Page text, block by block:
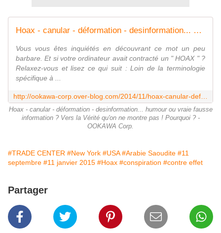
Hoax - canular - déformation - desinformation... humour ou vraie fausse information ? Vers la Vérité qu'on ne montre pas ! Pourquoi ? - OOKAWA Corp.
Vous vous êtes inquiétés en découvrant ce mot un peu
barbare. Et si votre ordinateur avait contracté un " HOAX " ?
Relaxez-vous et lisez ce qui suit : Loin de la terminologie
spécifique à ...
Hoax - canular - déformation - desinformation... humour ou vraie fausse
information ? Vers la Vérité qu'on ne montre pas ! Pourquoi ? -
OOKAWA Corp.
#TRADE CENTER #New York #USA #Arabie Saoudite #11
septembre #11 janvier 2015 #Hoax #conspiration #contre effet
Partager